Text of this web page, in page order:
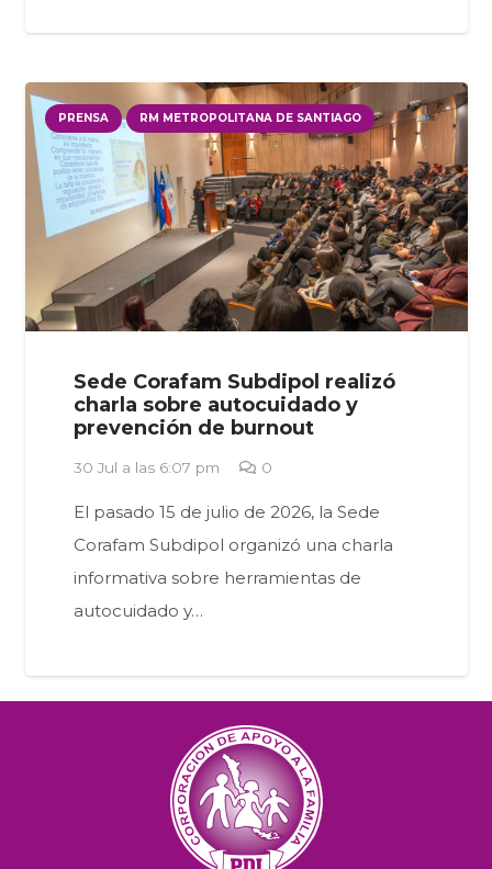
PRENSA RM METROPOLITANA DE SANTIAGO
Sede Corafam Subdipol realizó
charla sobre autocuidado y
prevención de burnout
30 Jul a las 6:07 pm 0
El pasado 15 de julio de 2026, la Sede
Corafam Subdipol organizó una charla
informativa sobre herramientas de
autocuidado y…